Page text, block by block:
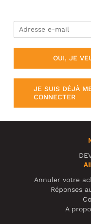
OUI, JE
JE SUIS DÉJÀ
CONNECTER
Annuler votre
Réponses
A